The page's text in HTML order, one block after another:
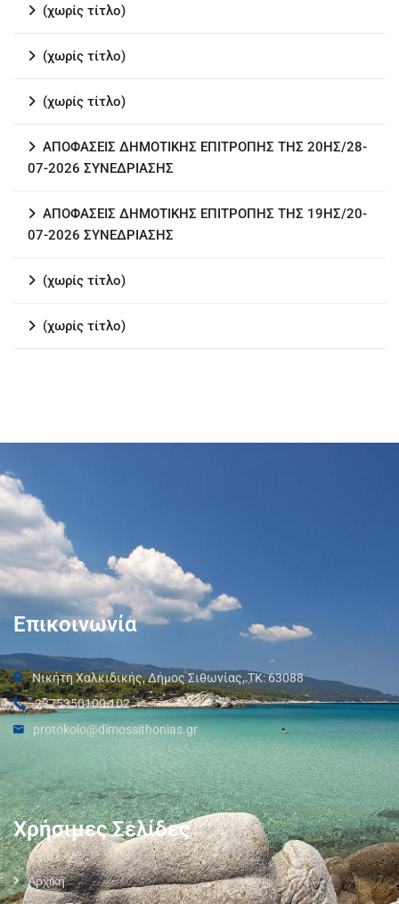
(χωρίς τίτλο)
(χωρίς τίτλο)
(χωρίς τίτλο)
ΑΠΟΦΑΣΕΙΣ ΔΗΜΟΤΙΚΗΣ ΕΠΙΤΡΟΠΗΣ ΤΗΣ 20ΗΣ/28-
07-2026 ΣΥΝΕΔΡΙΑΣΗΣ
ΑΠΟΦΑΣΕΙΣ ΔΗΜΟΤΙΚΗΣ ΕΠΙΤΡΟΠΗΣ ΤΗΣ 19ΗΣ/20-
07-2026 ΣΥΝΕΔΡΙΑΣΗΣ
(χωρίς τίτλο)
(χωρίς τίτλο)
Επικοινωνία
Νικήτη Χαλκιδικής, Δήμος Σιθωνίας, ΤΚ: 63088
2375350100 102
protokolo@dimossithonias.gr
Χρήσιμες Σελίδες
Αρχική